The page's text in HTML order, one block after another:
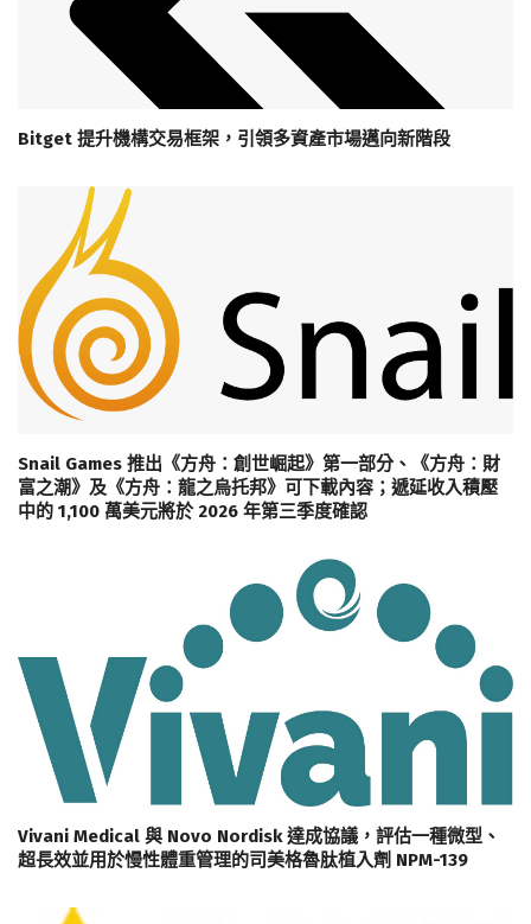
Bitget 提升機構交易框架，引領多資產市場邁向新階段
Snail Games 推出《方舟：創世崛起》第一部分、《方舟：財
富之潮》及《方舟：龍之烏托邦》可下載內容；遞延收入積壓
中的 1,100 萬美元將於 2026 年第三季度確認
Vivani Medical 與 Novo Nordisk 達成協議，評估一種微型、
超長效並用於慢性體重管理的司美格魯肽植入劑 NPM-139